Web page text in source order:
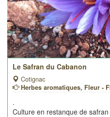
Le Safran du Cabanon
Cotignac
Herbes aromatiques, Fleur -
.
Culture en restanque de